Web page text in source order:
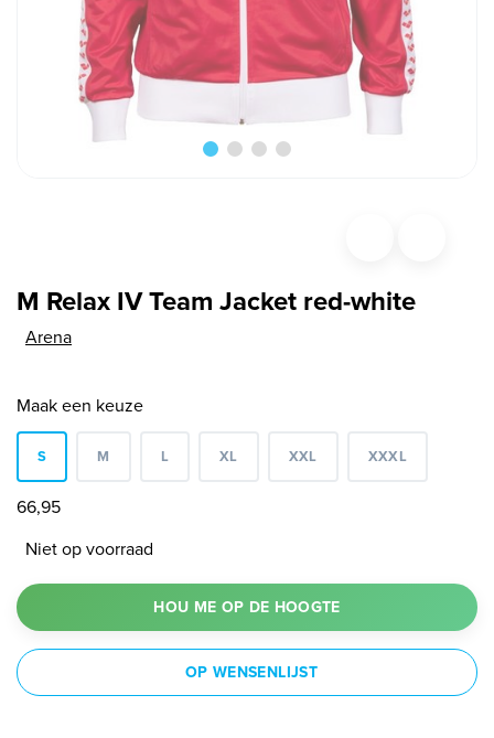
M Relax IV Team Jacket red-white
Arena
Maak een keuze
S M L XL XXL XXXL
66,95
Niet op voorraad
HOU ME OP DE HOOGTE
OP WENSENLIJST